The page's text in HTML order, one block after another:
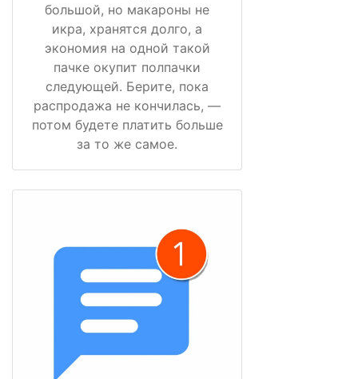
большой, но макароны не
икра, хранятся долго, а
экономия на одной такой
пачке окупит полпачки
следующей. Берите, пока
распродажа не кончилась, —
потом будете платить больше
за то же самое.